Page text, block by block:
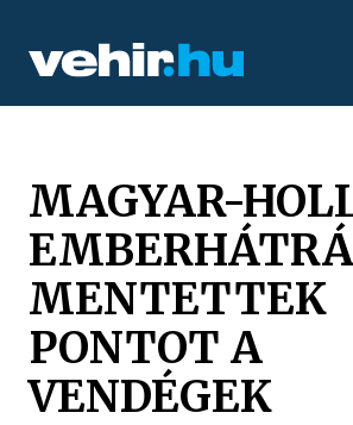
MAGYAR-
MENTETTEK
PONTOT A
VENDÉGEK